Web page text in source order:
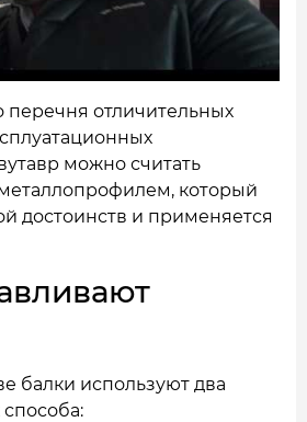
отличительных
можно считать
который
достоинств и применяется
балки используют два
способа: